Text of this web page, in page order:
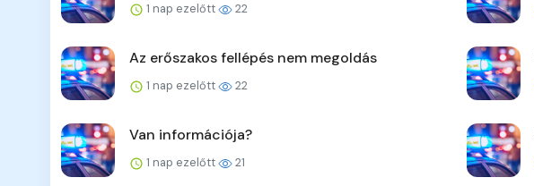
1 nap ezelőtt 22
Az erőszakos fellépés nem megoldás
1 nap ezelőtt 22
Van információja?
1 nap ezelőtt 21